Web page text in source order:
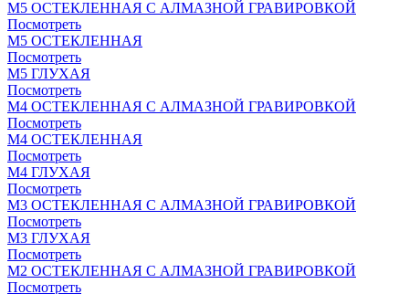
М5 ОСТЕКЛЕННАЯ С АЛМАЗНОЙ ГРАВИРОВКОЙ
Посмотреть
М5 ОСТЕКЛЕННАЯ
Посмотреть
М5 ГЛУХАЯ
Посмотреть
М4 ОСТЕКЛЕННАЯ С АЛМАЗНОЙ ГРАВИРОВКОЙ
Посмотреть
М4 ОСТЕКЛЕННАЯ
Посмотреть
М4 ГЛУХАЯ
Посмотреть
М3 ОСТЕКЛЕННАЯ С АЛМАЗНОЙ ГРАВИРОВКОЙ
Посмотреть
М3 ГЛУХАЯ
Посмотреть
М2 ОСТЕКЛЕННАЯ С АЛМАЗНОЙ ГРАВИРОВКОЙ
Посмотреть